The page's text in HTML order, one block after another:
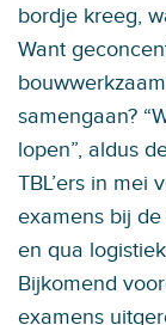
bordje kreeg,
Want
samengaan?
lopen”, aldus
TBL’ers in mei
examens bij
en qua
Bijkomend
examens